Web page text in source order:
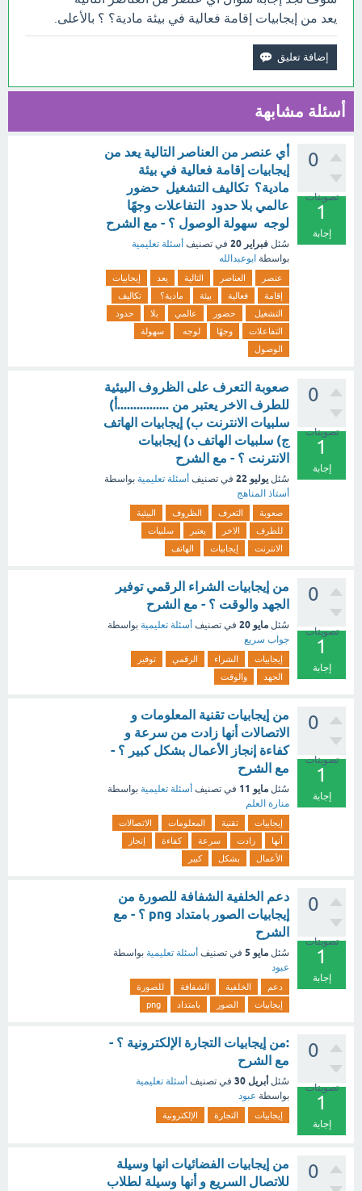
يعد من إيجابيات إقامة فعالية في بيئة مادية؟ ؟ بالأعلى.
أسئلة مشابهة
0
تصويتات
1
إجابة
أي عنصر من العناصر التالية يعد من
إيجابيات إقامة فعالية في بيئة
مادية؟ تكاليف التشغيل حضور
عالمي بلا حدود التفاعلات وجهًا
لوجه سهولة الوصول ؟ - مع الشرح
سُئل فبراير 20 في تصنيف أسئلة تعليمية
بواسطة ابوعبدالله
عنصر العناصر التالية يعد
إيجابيات
إقامة
فعالية بيئة مادية؟
تكاليف
التشغيل
حضور عالمي بلا
حدود
التفاعلات
وجهًا لوجه
سهولة
الوصول
0
تصويتات
1
إجابة
صعوبة التعرف على الظروف البيئية
للطرف الاخر يعتبر من ................أ)
سلبيات الانترنت ب) إيجابيات الهاتف
ج) سلبيات الهاتف د) إيجابيات
الانترنت ؟ - مع الشرح
سُئل يوليو 22 في تصنيف أسئلة تعليمية بواسطة
أستاذ المناهج
صعوبة التعرف الظروف
البيئية
للطرف
الاخر يعتبر
سلبيات
الانترنت
إيجابيات الهاتف
0
تصويتات
1
إجابة
من إيجابيات الشراء الرقمي توفير
الجهد والوقت ؟ - مع الشرح
سُئل مايو 20 في تصنيف أسئلة تعليمية بواسطة
جواب سريع
إيجابيات الشراء الرقمي
توفير
الجهد
والوقت
0
تصويتات
1
إجابة
من إيجابيات تقنية المعلومات و
الاتصالات أنها زادت من سرعة و
كفاءة إنجاز الأعمال بشكل كبير ؟ -
مع الشرح
سُئل مايو 11 في تصنيف أسئلة تعليمية بواسطة
منارة العلم
إيجابيات تقنية المعلومات
الاتصالات
أنها
زادت سرعة كفاءة
إنجاز
الأعمال
بشكل كبير
0
تصويتات
1
إجابة
دعم الخلفية الشفافة للصورة من
إيجابيات الصور بامتداد png ؟ - مع
الشرح
سُئل مايو 5 في تصنيف أسئلة تعليمية بواسطة
عبود
دعم الخلفية الشفافة
للصورة
إيجابيات
الصور بامتداد png
0
تصويتات
1
إجابة
:من إيجابيات التجارة الإلكترونية ؟ -
مع الشرح
سُئل أبريل 30 في تصنيف أسئلة تعليمية
بواسطة عبود
إيجابيات التجارة الإلكترونية
0
من إيجابيات الفضائيات انها وسيلة
للاتصال السريع و أنها وسيلة لطلاب